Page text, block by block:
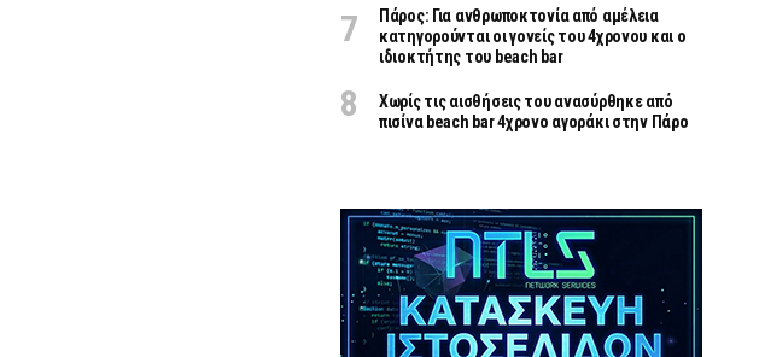
Πάρος: Για ανθρωποκτονία από αμέλεια
κατηγορούνται οι γονείς του 4χρονου και ο
ιδιοκτήτης του beach bar
Χωρίς τις αισθήσεις του ανασύρθηκε από
πισίνα beach bar 4χρονο αγοράκι στην Πάρο